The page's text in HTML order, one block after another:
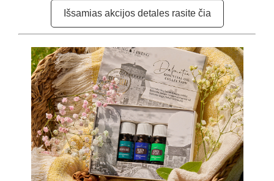
Išsamias akcijos detales rasite čia